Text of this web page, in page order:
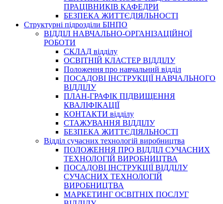
ПРАЦІВНИКІВ КАФЕДРИ
БЕЗПЕКА ЖИТТЄДІЯЛЬНОСТІ
Структурні підрозділи БІНПО
ВІДДІЛ НАВЧАЛЬНО-ОРГАНІЗАЦІЙНОЇ
РОБОТИ
СКЛАД відділу
ОСВІТНІЙ КЛАСТЕР ВІДДІЛУ
Положення про навчальний вiддiл
ПОСАДОВІ ІНСТРУКЦІЇ НАВЧАЛЬНОГО
ВІДДІЛУ
ПЛАН-ГРАФІК ПІДВИЩЕННЯ
КВАЛІФІКАЦІЇ
КОНТАКТИ відділу
СТАЖУВАННЯ ВІДДІЛУ
БЕЗПЕКА ЖИТТЄДІЯЛЬНОСТІ
Відділ сучасних технологій виробництва
ПОЛОЖЕННЯ ПРО ВІДДІЛ СУЧАСНИХ
ТЕХНОЛОГІЙ ВИРОБНИЦТВА
ПОСАДОВІ ІНСТРУКЦІЇ ВІДДІЛУ
СУЧАСНИХ ТЕХНОЛОГІЙ
ВИРОБНИЦТВА
МАРКЕТИНГ ОСВІТНІХ ПОСЛУГ